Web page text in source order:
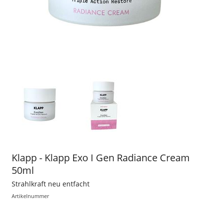
Klapp - Klapp Exo I Gen Radiance Cream
50ml
Strahlkraft neu entfacht
Artikelnummer